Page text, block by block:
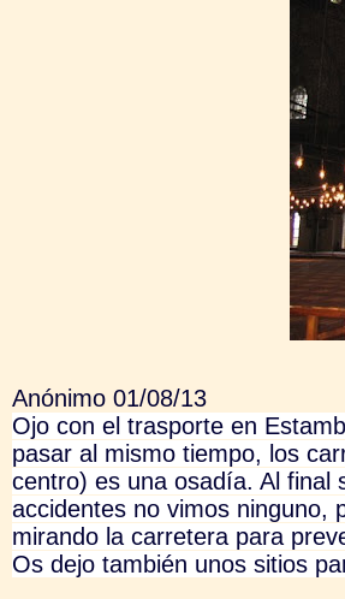
Anónimo 01/08/13
Ojo con el trasporte en
pasar al mismo tiempo, los
centro) es una osadía. Al final
accidentes no vimos ninguno,
mirando la carretera para
Os dejo también unos sitios